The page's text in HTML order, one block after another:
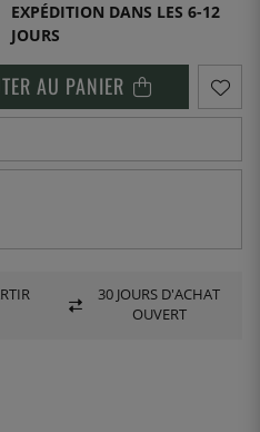
EXPÉDITION DANS LES 6-12
JOURS
AU PANIER
30 JOURS D'ACHAT
OUVERT